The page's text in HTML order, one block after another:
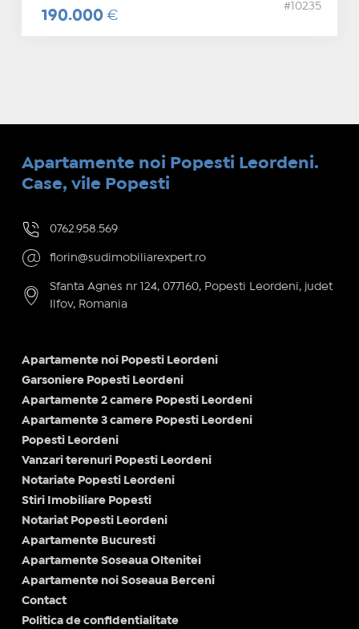
190.000 €
#10235
Apartamente noi Popesti Leordeni.
Case, vile Popesti
0762.958.569
florin@sudimobiliarexpert.ro
Sfanta Agnes nr 124, 077160, Popesti Leordeni, judet
Ilfov, Romania
Apartamente noi Popesti Leordeni
Garsoniere Popesti Leordeni
Apartamente 2 camere Popesti Leordeni
Apartamente 3 camere Popesti Leordeni
Popesti Leordeni
Vanzari terenuri Popesti Leordeni
Notariate Popesti Leordeni
Stiri Imobiliare Popesti
Notariat Popesti Leordeni
Apartamente Bucuresti
Apartamente Soseaua Oltenitei
Apartamente noi Soseaua Berceni
Contact
Politica de confidentialitate